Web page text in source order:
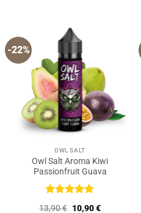
-22%
OWL SALT
Owl Salt Aroma Kiwi
Passionfruit Guava
Bewertet
13,90€ Ursprünglicher
10,90€Aktueller